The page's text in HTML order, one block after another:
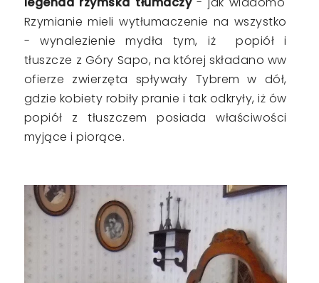
Rzymianie mieli wytłumaczenie na wszystko
- wynalezienie mydła tym, iż popiół i
tłuszcze z Góry Sapo, na której składano ww
ofierze zwierzęta spływały Tybrem w dół,
gdzie kobiety robiły pranie i tak odkryły, iż ów
popiół z tłuszczem posiada właściwości
myjące i piorące.